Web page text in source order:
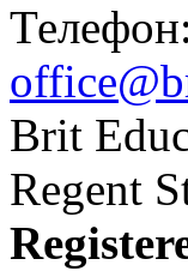
Brit
Regent